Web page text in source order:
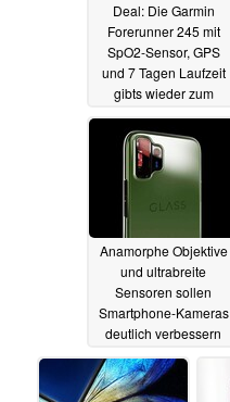
Deal: Die Garmin
Forerunner 245 mit
SpO2-Sensor, GPS
und 7 Tagen Laufzeit
gibts wieder zum
29.03.2022
Anamorphe Objektive
und ultrabreite
Sensoren sollen
Smartphone-Kameras
deutlich verbessern
25.03.2022